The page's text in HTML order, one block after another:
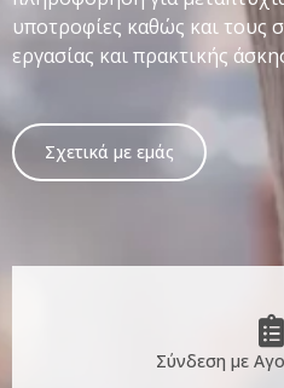
υποτροφίες καθώς και τους
εργασίας και πρακτικής
Σχετικά με εμάς
Σύνδεση με